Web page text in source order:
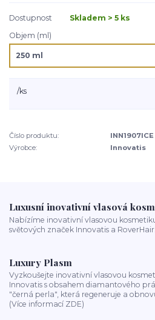
Dostupnost
Skladem > 5 ks
Objem (ml)
/ks
Číslo produktu:
INN1907ICE
Výrobce:
Innovatis
Luxusní inovativní vlasová
Nabízíme inovativní vlasovou
světových značek Innovatis a RoverHair.
Luxury Plasm
Vyzkoušejte inovativní vlasovou
Innovatis s obsahem diamantového
"černá perla", která regeneruje a
(Více informací ZDE)